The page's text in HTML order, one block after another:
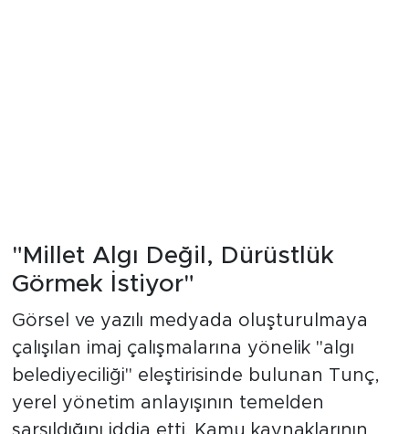
"Millet Algı Değil, Dürüstlük
Görmek İstiyor"
Görsel ve yazılı medyada oluşturulmaya
çalışılan imaj çalışmalarına yönelik "algı
belediyeciliği" eleştirisinde bulunan Tunç,
yerel yönetim anlayışının temelden
sarsıldığını iddia etti. Kamu kaynaklarının